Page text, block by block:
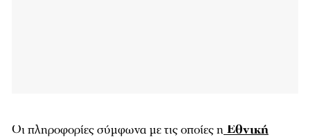
Οι πληροφορίες σύμφωνα με τις οποίες η Εθνική